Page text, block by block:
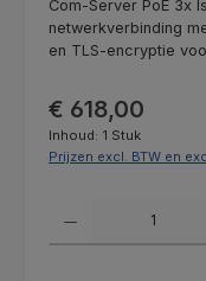
Com-Server PoE 3x
netwerkverbinding
en TLS-encryptie
Normale prijs:
€ 618,00
Inhoud: 1 Stuk
Prijzen excl. BTW en